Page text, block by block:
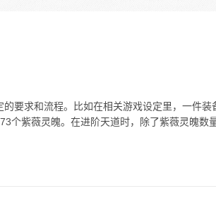
这一生所向披
，谁也别想骑我
要求和流程。比如在相关游戏设定里，一件
个紫薇灵魄。在进阶天道时，除了紫薇灵魄数